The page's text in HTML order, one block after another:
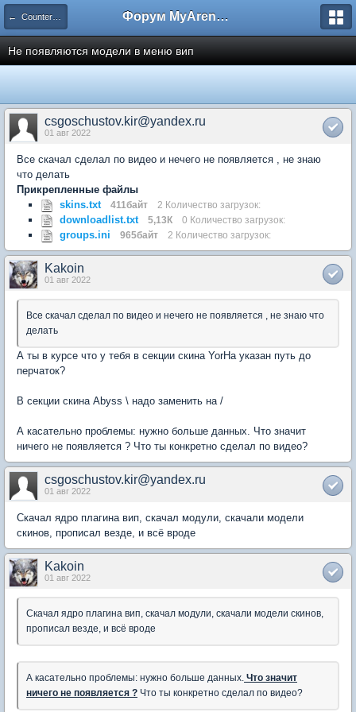
← Counter-Strike: Global Offensive Форум MyArena.ru
Не появляются модели в меню вип
csgoschustov.kir@yandex.ru
01 авг 2022
Все скачал сделал по видео и нечего не появляется , не знаю
что делать
Прикрепленные файлы
skins.txt
411байт 2 Количество загрузок:
downloadlist.txt 5,13К 0 Количество загрузок:
groups.ini 965байт 2 Количество загрузок:
Kakoin
01 авг 2022
Все скачал сделал по видео и нечего не появляется , не знаю что
делать
А ты в курсе что у тебя в секции скина YorHa указан путь до
перчаток?
В секции скина Abyss \ надо заменить на /
А касательно проблемы: нужно больше данных. Что значит
ничего не появляется ? Что ты конкретно сделал по видео?
csgoschustov.kir@yandex.ru
01 авг 2022
Скачал ядро плагина вип, скачал модули, скачали модели
скинов, прописал везде, и всё вроде
Kakoin
01 авг 2022
Скачал ядро плагина вип, скачал модули, скачали модели скинов,
прописал везде, и всё вроде
А касательно проблемы: нужно больше данных. Что значит
ничего не появляется ? Что ты конкретно сделал по видео?